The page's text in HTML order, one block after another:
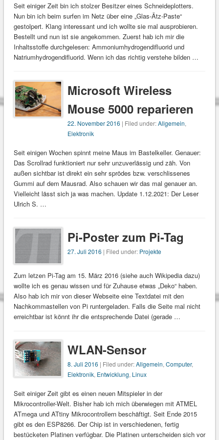
Seit einiger Zeit bin ich stolzer Besitzer eines Schneideplotters.
Nun bin ich beim surfen im Netz über eine „Glas-Ätz-Paste“
gestolpert. Klang interessant und ich wollte sie mal ausprobieren.
Bestellt und nun ist sie angekommen. Zuerst hab ich mir die
Inhaltsstoffe durchgelesen: Ammoniumhydrogendifluorid und
Natriumhydrogendifluorid. Wenn ich das richtig verstehe bilden …
Microsoft Wireless
Mouse 5000 reparieren
22. November 2016 | Filed under:Allgemein,
Elektronik
Seit einigen Wochen spinnt meine Maus im Bastelkeller. Genauer:
Das Scrollrad funktioniert nur sehr unzuverlässig und zäh. Von
außen sichtbar ist direkt ein sehr sprödes bzw. verschlissenes
Gummi auf dem Mausrad. Also schauen wir das mal genauer an.
Vielleicht lässt sich ja was machen. Update 1.12.2021: Der Leser
Ulrich S. …
Pi-Poster zum Pi-Tag
27. Juli 2016 | Filed under: Projekte
Zum letzen Pi-Tag am 15. März 2016 (siehe auch Wikipedia dazu)
wollte ich es genau wissen und für Zuhause etwas „Deko“ haben.
Also hab ich mir von dieser Webseite eine Textdatei mit den
Nachkommastellen von Pi runtergeladen. Falls die Seite mal nicht
erreichtbar ist könnt ihr die entsprechende Datei (gerade …
WLAN-Sensor
8. Juli 2016 | Filed under:Allgemein,Computer,
Elektronik, Entwicklung, Linux
Seit einiger Zeit gibt es einen neuen Mitspieler in der
Mikrocontroller-Welt. Bisher hab ich mich überwiegen mit ATMEL
ATmega und ATtiny Mikrocontrollern beschäftigt. Seit Ende 2015
gibt es den ESP8266. Der Chip ist in verschiedenen, fertig
bestücketen Platinen verfügbar. Die Platinen unterscheiden sich vor